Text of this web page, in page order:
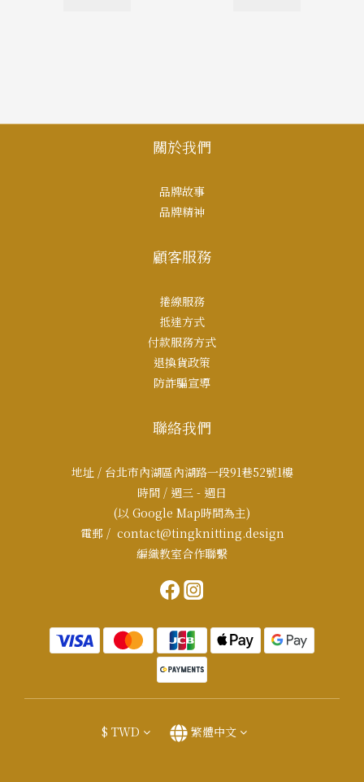
關於我們
品牌故事
品牌精神
顧客服務
捲線服務
抵達方式
付款服務方式
退換貨政策
防詐騙宣導
聯絡我們
地址 / 台北市內湖區內湖路一段91巷52號1樓
時間 / 週三 - 週日
(以 Google Map時間為主)
電郵 / contact@tingknitting.design
編織教室合作聯繫
$ TWD 繁體中文